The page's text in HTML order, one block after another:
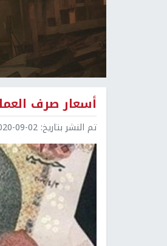
أسعار صرف
تم النشر بتاريخ: 09-02 11:37